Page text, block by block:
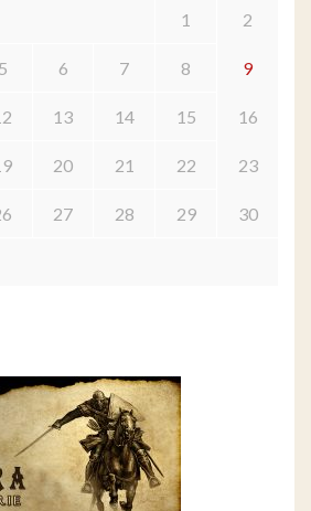
1 2
5 6 7 8 9
13 14 15 16
20 21 22 23
27 28 29 30